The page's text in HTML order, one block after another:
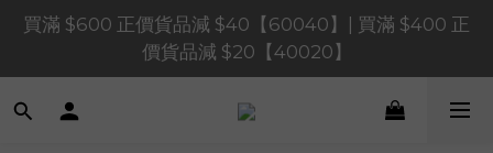
買滿 $1,200 正價貨品減 $120【1200120】| 買滿
$900 正價貨品減 $80！【90080】
買滿 $600 正價貨品減 $40【60040】| 買滿 $400 正
價貨品減 $20【40020】
買滿 $1,200 正價貨品減 $120【1200120】| 買滿
$900 正價貨品減 $80！【90080】